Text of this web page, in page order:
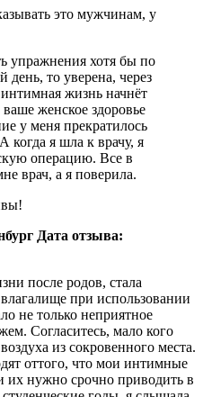
это мужчинам, у
упражнения хотя бы по
день, то уверена, через
жизнь начнёт
женское здоровье
у меня прекратилось
когда я шла к врачу, я
операцию. Все в
врач, а я поверила.
Дата отзыва:
после родов, стала
при использовании
не только неприятное
Согласитесь, мало кого
из сокровенного места.
оттого, что мои интимные
нужно срочно приводить в